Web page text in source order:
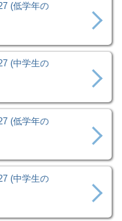
(低学年の
(中学生の
(低学年の
(中学生の